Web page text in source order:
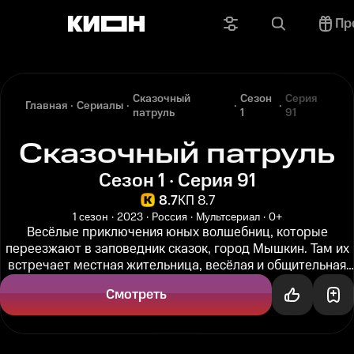
Главная Сериалы Сказочный
патруль
Сезон
1
Серия
91
Сказочный патруль
Сезон 1 · Серия 91
8.7КП 8.7
1 сезон 2023 Россия Мультсериал 0+
Весёлые приключения юных волшебниц, которые
переезжают в заповедник сказок, город Мышкин. Там их
встречает местная жительница, весёлая и общительная
Алёнка. Девочки становятся...
Смотреть